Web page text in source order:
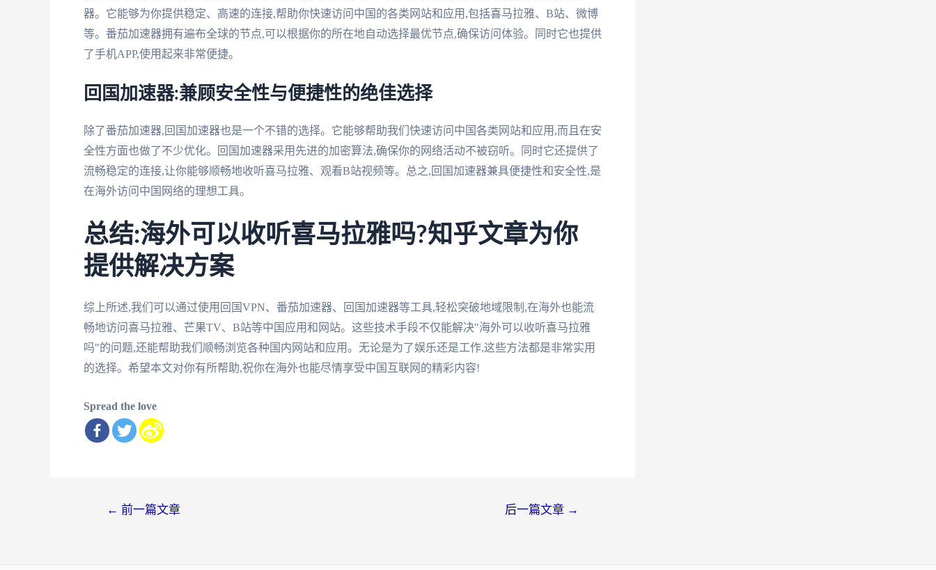
器。它能够为你提供稳定、高速的连接,帮助你快速访问中国的各类网站和应用,包括喜马拉雅、B站、微博
等。番茄加速器拥有遍布全球的节点,可以根据你的所在地自动选择最优节点,确保访问体验。同时它也提供
了手机APP,使用起来非常便捷。
回国加速器:兼顾安全性与便捷性的绝佳选择
除了番茄加速器,回国加速器也是一个不错的选择。它能够帮助我们快速访问中国各类网站和应用,而且在安
全性方面也做了不少优化。回国加速器采用先进的加密算法,确保你的网络活动不被窃听。同时它还提供了
流畅稳定的连接,让你能够顺畅地收听喜马拉雅、观看B站视频等。总之,回国加速器兼具便捷性和安全性,是
在海外访问中国网络的理想工具。
总结:海外可以收听喜马拉雅吗?知乎文章为你
提供解决方案
综上所述,我们可以通过使用回国VPN、番茄加速器、回国加速器等工具,轻松突破地域限制,在海外也能流
畅地访问喜马拉雅、芒果TV、B站等中国应用和网站。这些技术手段不仅能解决"海外可以收听喜马拉雅
吗"的问题,还能帮助我们顺畅浏览各种国内网站和应用。无论是为了娱乐还是工作,这些方法都是非常实用
的选择。希望本文对你有所帮助,祝你在海外也能尽情享受中国互联网的精彩内容!
Spread the love
← 前一篇文章 后一篇文章 →